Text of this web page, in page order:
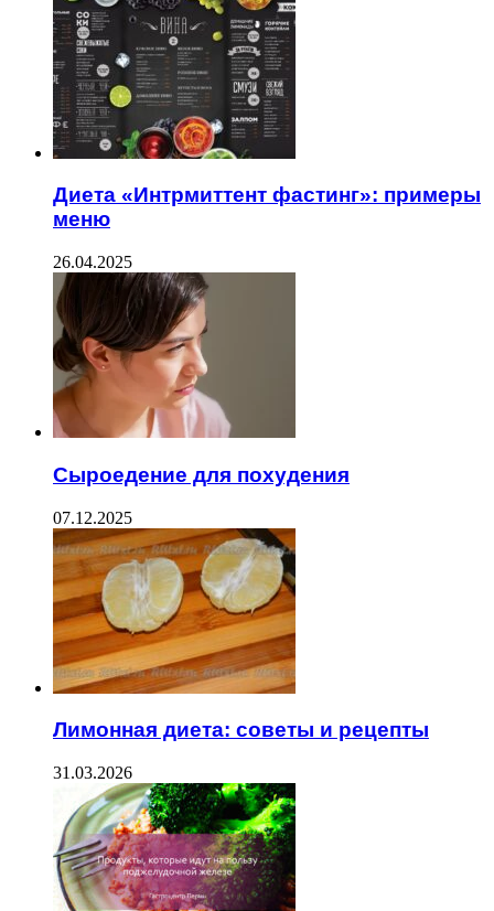
Диета «Интрмиттент фастинг»: примеры
меню
26.04.2025
Сыроедение для похудения
07.12.2025
Лимонная диета: советы и рецепты
31.03.2026